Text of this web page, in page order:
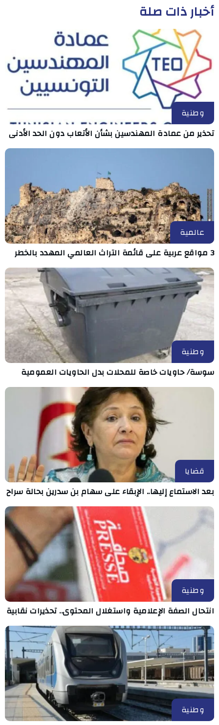
أخبار ذات صلة
وطنية
تحذير من عمادة المهندسين بشأن الأتعاب دون الحد الأدنى
عالمية
3 مواقع عربية على قائمة التراث العالمي المهدد بالخطر
وطنية
سوسة/ حاويات خاصة للمحلات بدل الحاويات العمومية
قضايا
بعد الاستماع إليها.. الإبقاء على سهام بن سدرين بحالة سراح
وطنية
انتحال الصفة الإعلامية واستغلال المحتوى.. تحذيرات نقابية
وطنية